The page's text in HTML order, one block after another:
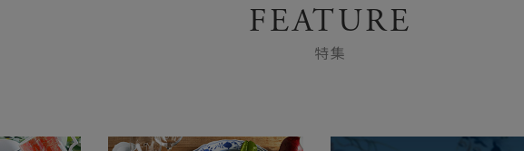
FEATURE
特集